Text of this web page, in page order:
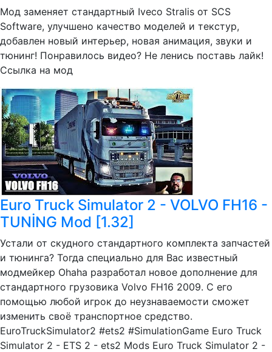
Мод заменяет стандартный Iveco Stralis от SCS
Software, улучшено качество моделей и текстур,
добавлен новый интерьер, новая анимация, звуки и
тюнинг! Понравилось видео? Не ленись поставь лайк!
Ссылка на мод
Euro Truck Simulator 2 - VOLVO FH16 -
TUNİNG Mod [1.32]
Устали от скудного стандартного комплекта запчастей
и тюнинга? Тогда специально для Вас известный
модмейкер Ohaha разработал новое дополнение для
стандартного грузовика Volvo FH16 2009. С его
помощью любой игрок до неузнаваемости сможет
изменить своё транспортное средство.
EuroTruckSimulator2 #ets2 #SimulationGame Euro Truck
Simulator 2 - ETS 2 - ets2 Mods Euro Truck Simulator 2 -